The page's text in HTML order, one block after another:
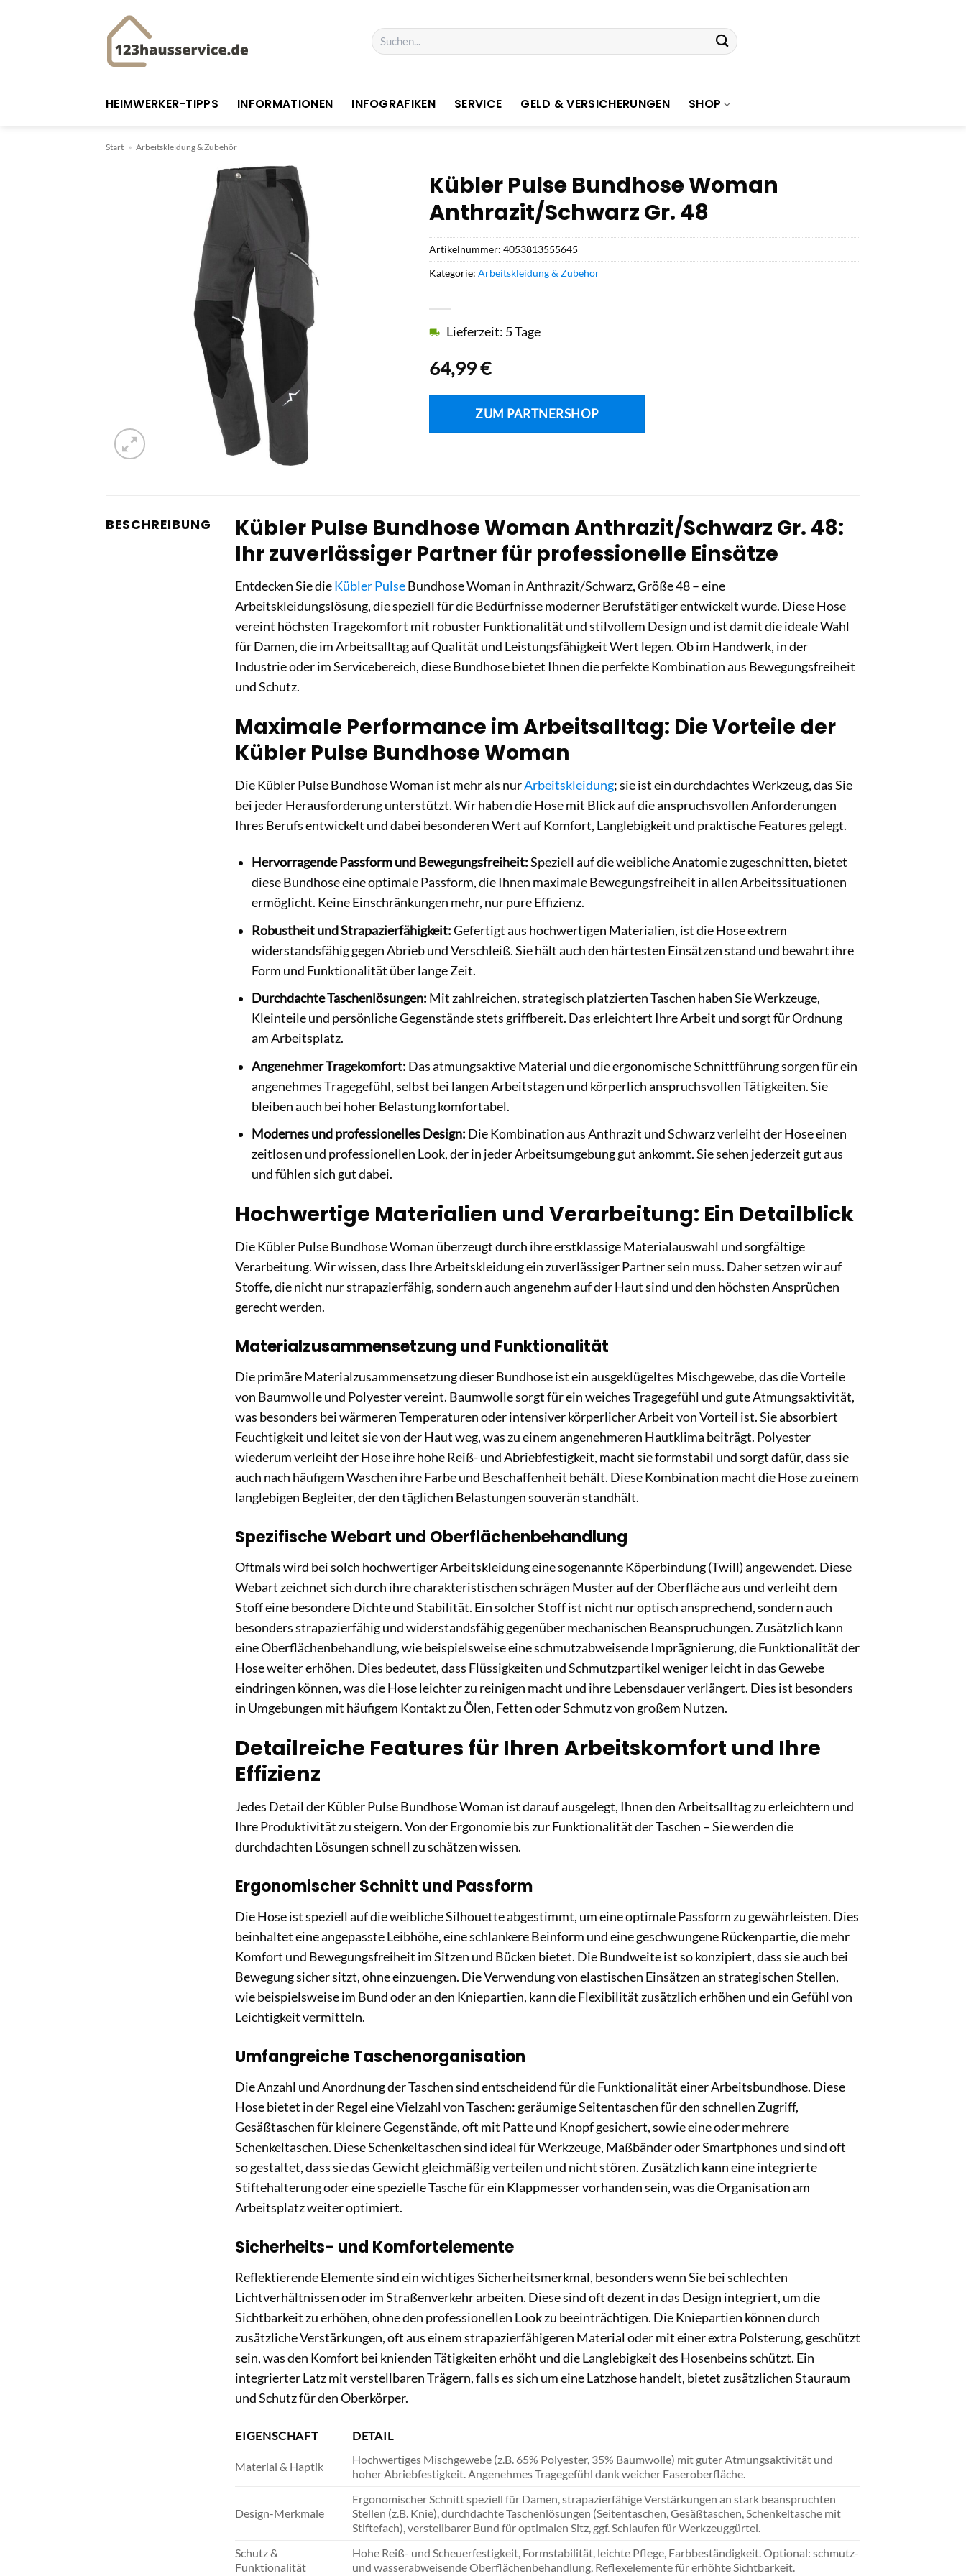
Suchen
nach:
HEIMWERKER-TIPPS INFORMATIONEN INFOGRAFIKEN SERVICE GELD & VERSICHERUNGEN SHOP
Start » Arbeitskleidung & Zubehör
Kübler Pulse Bundhose Woman
Anthrazit/Schwarz Gr. 48
64,99€
Lieferzeit: 5 Tage
ZUM PARTNERSHOP
Artikelnummer: 4053813555645
Kategorie: Arbeitskleidung & Zubehör
BESCHREIBUNG
Kübler Pulse Bundhose Woman Anthrazit/Schwarz Gr. 48:
Ihr zuverlässiger Partner für professionelle Einsätze
Entdecken Sie dieKübler PulseBundhose Woman in Anthrazit/Schwarz, Größe 48 – eine
Arbeitskleidungslösung, die speziell für die Bedürfnisse moderner Berufstätiger entwickelt wurde. Diese Hose
vereint höchsten Tragekomfort mit robuster Funktionalität und stilvollem Design und ist damit die ideale Wahl
für Damen, die im Arbeitsalltag auf Qualität und Leistungsfähigkeit Wert legen. Ob im Handwerk, in der
Industrie oder im Servicebereich, diese Bundhose bietet Ihnen die perfekte Kombination aus Bewegungsfreiheit
und Schutz.
Maximale Performance im Arbeitsalltag: Die Vorteile der
Kübler Pulse Bundhose Woman
Die Kübler Pulse Bundhose Woman ist mehr als nurArbeitskleidung; sie ist ein durchdachtes Werkzeug, das Sie
bei jeder Herausforderung unterstützt. Wir haben die Hose mit Blick auf die anspruchsvollen Anforderungen
Ihres Berufs entwickelt und dabei besonderen Wert auf Komfort, Langlebigkeit und praktische Features gelegt.
Hervorragende Passform und Bewegungsfreiheit:Speziell auf die weibliche Anatomie zugeschnitten, bietet
diese Bundhose eine optimale Passform, die Ihnen maximale Bewegungsfreiheit in allen Arbeitssituationen
ermöglicht. Keine Einschränkungen mehr, nur pure Effizienz.
Robustheit und Strapazierfähigkeit:Gefertigt aus hochwertigen Materialien, ist die Hose extrem
widerstandsfähig gegen Abrieb und Verschleiß. Sie hält auch den härtesten Einsätzen stand und bewahrt ihre
Form und Funktionalität über lange Zeit.
Durchdachte Taschenlösungen: Mit zahlreichen, strategisch platzierten Taschen haben Sie Werkzeuge,
Kleinteile und persönliche Gegenstände stets griffbereit. Das erleichtert Ihre Arbeit und sorgt für Ordnung
am Arbeitsplatz.
Angenehmer Tragekomfort: Das atmungsaktive Material und die ergonomische Schnittführung sorgen für ein
angenehmes Tragegefühl, selbst bei langen Arbeitstagen und körperlich anspruchsvollen Tätigkeiten. Sie
bleiben auch bei hoher Belastung komfortabel.
Modernes und professionelles Design: Die Kombination aus Anthrazit und Schwarz verleiht der Hose einen
zeitlosen und professionellen Look, der in jeder Arbeitsumgebung gut ankommt. Sie sehen jederzeit gut aus
und fühlen sich gut dabei.
Hochwertige Materialien und Verarbeitung: Ein Detailblick
Die Kübler Pulse Bundhose Woman überzeugt durch ihre erstklassige Materialauswahl und sorgfältige
Verarbeitung. Wir wissen, dass Ihre Arbeitskleidung ein zuverlässiger Partner sein muss. Daher setzen wir auf
Stoffe, die nicht nur strapazierfähig, sondern auch angenehm auf der Haut sind und den höchsten Ansprüchen
gerecht werden.
Materialzusammensetzung und Funktionalität
Die primäre Materialzusammensetzung dieser Bundhose ist ein ausgeklügeltes Mischgewebe, das die Vorteile
von Baumwolle und Polyester vereint. Baumwolle sorgt für ein weiches Tragegefühl und gute Atmungsaktivität,
was besonders bei wärmeren Temperaturen oder intensiver körperlicher Arbeit von Vorteil ist. Sie absorbiert
Feuchtigkeit und leitet sie von der Haut weg, was zu einem angenehmeren Hautklima beiträgt. Polyester
wiederum verleiht der Hose ihre hohe Reiß- und Abriebfestigkeit, macht sie formstabil und sorgt dafür, dass sie
auch nach häufigem Waschen ihre Farbe und Beschaffenheit behält. Diese Kombination macht die Hose zu einem
langlebigen Begleiter, der den täglichen Belastungen souverän standhält.
Spezifische Webart und Oberflächenbehandlung
Oftmals wird bei solch hochwertiger Arbeitskleidung eine sogenannte Köperbindung (Twill) angewendet. Diese
Webart zeichnet sich durch ihre charakteristischen schrägen Muster auf der Oberfläche aus und verleiht dem
Stoff eine besondere Dichte und Stabilität. Ein solcher Stoff ist nicht nur optisch ansprechend, sondern auch
besonders strapazierfähig und widerstandsfähig gegenüber mechanischen Beanspruchungen. Zusätzlich kann
eine Oberflächenbehandlung, wie beispielsweise eine schmutzabweisende Imprägnierung, die Funktionalität der
Hose weiter erhöhen. Dies bedeutet, dass Flüssigkeiten und Schmutzpartikel weniger leicht in das Gewebe
eindringen können, was die Hose leichter zu reinigen macht und ihre Lebensdauer verlängert. Dies ist besonders
in Umgebungen mit häufigem Kontakt zu Ölen, Fetten oder Schmutz von großem Nutzen.
Detailreiche Features für Ihren Arbeitskomfort und Ihre
Effizienz
Jedes Detail der Kübler Pulse Bundhose Woman ist darauf ausgelegt, Ihnen den Arbeitsalltag zu erleichtern und
Ihre Produktivität zu steigern. Von der Ergonomie bis zur Funktionalität der Taschen – Sie werden die
durchdachten Lösungen schnell zu schätzen wissen.
Ergonomischer Schnitt und Passform
Die Hose ist speziell auf die weibliche Silhouette abgestimmt, um eine optimale Passform zu gewährleisten. Dies
beinhaltet eine angepasste Leibhöhe, eine schlankere Beinform und eine geschwungene Rückenpartie, die mehr
Komfort und Bewegungsfreiheit im Sitzen und Bücken bietet. Die Bundweite ist so konzipiert, dass sie auch bei
Bewegung sicher sitzt, ohne einzuengen. Die Verwendung von elastischen Einsätzen an strategischen Stellen,
wie beispielsweise im Bund oder an den Kniepartien, kann die Flexibilität zusätzlich erhöhen und ein Gefühl von
Leichtigkeit vermitteln.
Umfangreiche Taschenorganisation
Die Anzahl und Anordnung der Taschen sind entscheidend für die Funktionalität einer Arbeitsbundhose. Diese
Hose bietet in der Regel eine Vielzahl von Taschen: geräumige Seitentaschen für den schnellen Zugriff,
Gesäßtaschen für kleinere Gegenstände, oft mit Patte und Knopf gesichert, sowie eine oder mehrere
Schenkeltaschen. Diese Schenkeltaschen sind ideal für Werkzeuge, Maßbänder oder Smartphones und sind oft
so gestaltet, dass sie das Gewicht gleichmäßig verteilen und nicht stören. Zusätzlich kann eine integrierte
Stiftehalterung oder eine spezielle Tasche für ein Klappmesser vorhanden sein, was die Organisation am
Arbeitsplatz weiter optimiert.
Sicherheits- und Komfortelemente
Reflektierende Elemente sind ein wichtiges Sicherheitsmerkmal, besonders wenn Sie bei schlechten
Lichtverhältnissen oder im Straßenverkehr arbeiten. Diese sind oft dezent in das Design integriert, um die
Sichtbarkeit zu erhöhen, ohne den professionellen Look zu beeinträchtigen. Die Kniepartien können durch
zusätzliche Verstärkungen, oft aus einem strapazierfähigeren Material oder mit einer extra Polsterung, geschützt
sein, was den Komfort bei knienden Tätigkeiten erhöht und die Langlebigkeit des Hosenbeins schützt. Ein
integrierter Latz mit verstellbaren Trägern, falls es sich um eine Latzhose handelt, bietet zusätzlichen Stauraum
und Schutz für den Oberkörper.
EIGENSCHAFT DETAIL
Material & Haptik
Hochwertiges Mischgewebe (z.B. 65% Polyester, 35% Baumwolle) mit guter Atmungsaktivität und
hoher Abriebfestigkeit. Angenehmes Tragegefühl dank weicher Faseroberfläche.
Design-Merkmale
Ergonomischer Schnitt speziell für Damen, strapazierfähige Verstärkungen an stark beanspruchten
Stellen (z.B. Knie), durchdachte Taschenlösungen (Seitentaschen, Gesäßtaschen, Schenkeltasche mit
Stiftefach), verstellbarer Bund für optimalen Sitz, ggf. Schlaufen für Werkzeuggürtel.
Schutz &
Funktionalität
Hohe Reiß- und Scheuerfestigkeit, Formstabilität, leichte Pflege, Farbbeständigkeit. Optional: schmutz-
und wasserabweisende Oberflächenbehandlung, Reflexelemente für erhöhte Sichtbarkeit.